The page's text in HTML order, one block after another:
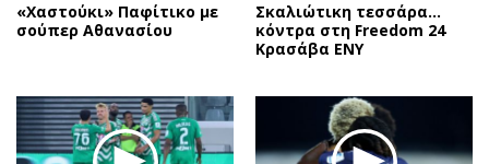
«Χαστούκι» Παφίτικο με
σούπερ Αθανασίου
Σκαλιώτικη τεσσάρα…
κόντρα στη Freedom 24
Κρασάβα ΕΝΥ